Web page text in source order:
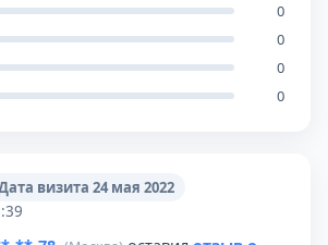
0
0
0
0
визита 24 мая 2022